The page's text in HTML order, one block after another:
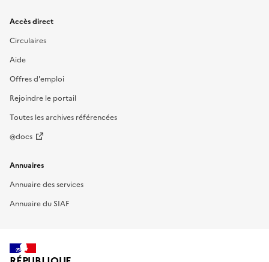
Accès direct
Circulaires
Aide
Offres d'emploi
Rejoindre le portail
Toutes les archives référencées
@docs
Annuaires
Annuaire des services
Annuaire du SIAF